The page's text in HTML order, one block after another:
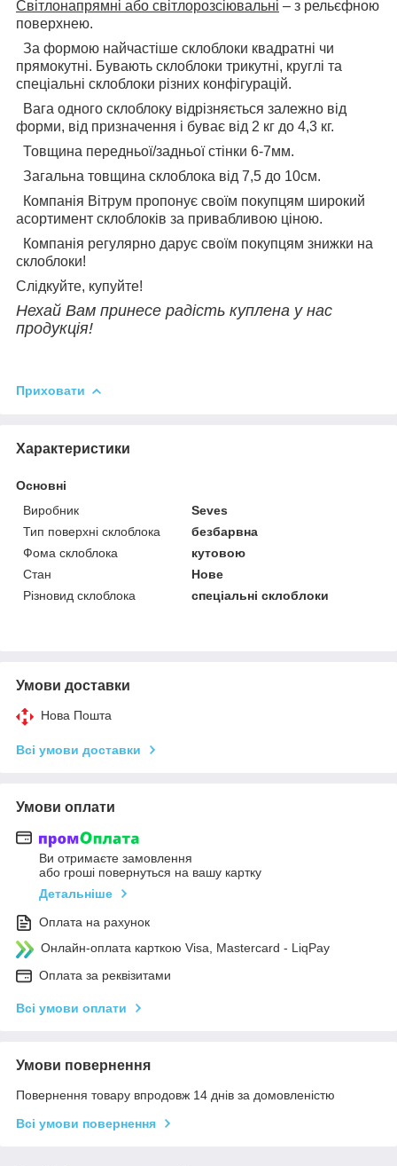
Світлонапрямні або світлорозсіювальні – з рельєфною
поверхнею.
За формою найчастіше склоблоки квадратні чи
прямокутні. Бувають склоблоки трикутні, круглі та
спеціальні склоблоки різних конфігурацій.
Вага одного склоблоку відрізняється залежно від
форми, від призначення і буває від 2 кг до 4,3 кг.
Товщина передньої/задньої стінки 6-7мм.
Загальна товщина склоблока від 7,5 до 10см.
Компанія Вітрум пропонує своїм покупцям широкий
асортимент склоблоків за привабливою ціною.
Компанія регулярно дарує своїм покупцям знижки на
склоблоки!
Слідкуйте, купуйте!
Нехай Вам принесе радість куплена у нас
продукція!
Приховати
Характеристики
Основні
Виробник
Seves
Тип поверхні склоблока
безбарвна
Фома склоблока
кутовою
Стан
Нове
Різновид склоблока
спеціальні склоблоки
Умови доставки
Нова Пошта
Всі умови доставки
Умови оплати
Ви отримаєте замовлення
або гроші повернуться на вашу картку
Детальніше
Оплата на рахунок
Онлайн-оплата карткою Visa, Mastercard - LiqPay
Оплата за реквізитами
Всі умови оплати
Умови повернення
Повернення товару впродовж 14 днів за домовленістю
Всі умови повернення